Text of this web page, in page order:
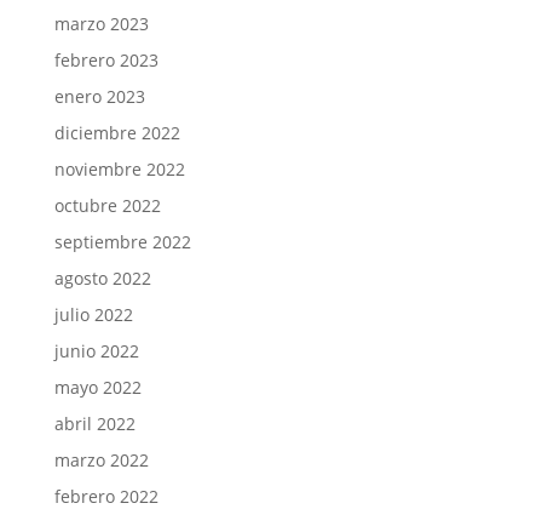
marzo 2023
febrero 2023
enero 2023
diciembre 2022
noviembre 2022
octubre 2022
septiembre 2022
agosto 2022
julio 2022
junio 2022
mayo 2022
abril 2022
marzo 2022
febrero 2022